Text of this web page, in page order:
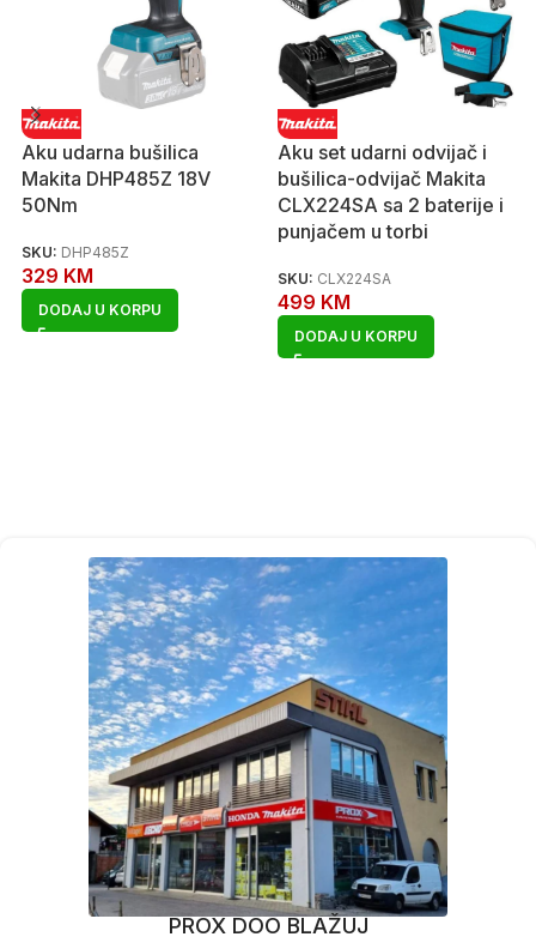
Aku udarna bušilica
Makita DHP485Z 18V
50Nm
SKU: DHP485Z
329 KM
DODAJ U KORPU
Aku set udarni odvijač i
bušilica-odvijač Makita
CLX224SA sa 2 baterije i
punjačem u torbi
SKU: CLX224SA
499 KM
DODAJ U KORPU
PROX DOO BLAŽUJ